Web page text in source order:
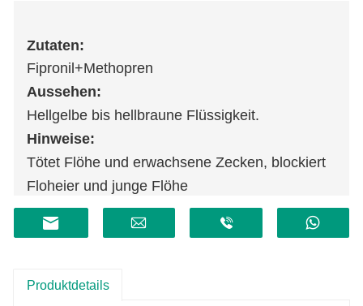
Zutaten:
Fipronil+Methopren
Aussehen:
Hellgelbe bis hellbraune Flüssigkeit.
Hinweise:
Tötet Flöhe und erwachsene Zecken, blockiert
Floheier und junge Flöhe
Produktdetails